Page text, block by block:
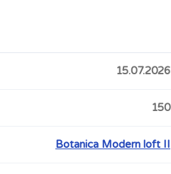
15.07.2026
150
Botanica Modern loft II